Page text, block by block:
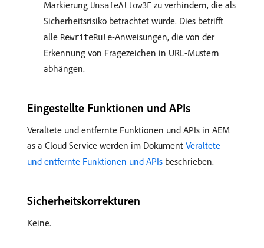
Markierung UnsafeAllow3F zu verhindern, die als
Sicherheitsrisiko betrachtet wurde. Dies betrifft
alle RewriteRule-Anweisungen, die von der
Erkennung von Fragezeichen in URL-Mustern
abhängen.
Eingestellte Funktionen und APIs
Veraltete und entfernte Funktionen und APIs in AEM
as a Cloud Service werden im Dokument Veraltete
und entfernte Funktionen und APIs beschrieben.
Sicherheitskorrekturen
Keine.